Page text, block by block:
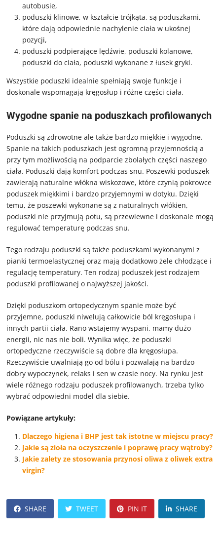
autobusie,
poduszki klinowe, w kształcie trójkąta, są poduszkami,
które dają odpowiednie nachylenie ciała w ukośnej
pozycji,
poduszki podpierające lędźwie, poduszki kolanowe,
poduszki do ciała, poduszki wykonane z łusek gryki.
Wszystkie poduszki idealnie spełniają swoje funkcje i
doskonale wspomagają kręgosłup i różne części ciała.
Wygodne spanie na poduszkach profilowanych
Poduszki są zdrowotne ale także bardzo miękkie i wygodne.
Spanie na takich poduszkach jest ogromną przyjemnością a
przy tym możliwością na podparcie zbolałych części naszego
ciała. Poduszki dają komfort podczas snu. Poszewki poduszek
zawierają naturalne włókna wiskozowe, które czynią pokrowce
poduszek miękkimi i bardzo przyjemnymi w dotyku. Dzięki
temu, że poszewki wykonane są z naturalnych włókien,
poduszki nie przyjmują potu, są przewiewne i doskonale mogą
regulować temperaturę podczas snu.
Tego rodzaju poduszki są także poduszkami wykonanymi z
pianki termoelastycznej oraz mają dodatkowo żele chłodzące i
regulację temperatury. Ten rodzaj poduszek jest rodzajem
poduszki profilowanej o najwyższej jakości.
Dzięki poduszkom ortopedycznym spanie może być
przyjemne, poduszki niwelują całkowicie ból kręgosłupa i
innych partii ciała. Rano wstajemy wyspani, mamy dużo
energii, nic nas nie boli. Wynika więc, że poduszki
ortopedyczne rzeczywiście są dobre dla kręgosłupa.
Rzeczywiście uwalniają go od bólu i pozwalają na bardzo
dobry wypoczynek, relaks i sen w czasie nocy. Na rynku jest
wiele różnego rodzaju poduszek profilowanych, trzeba tylko
wybrać odpowiedni model dla siebie.
Powiązane artykuły:
Dlaczego higiena i BHP jest tak istotne w miejscu pracy?
Jakie są zioła na oczyszczenie i poprawę pracy wątroby?
Jakie zalety ze stosowania przynosi oliwa z oliwek extra
virgin?
SHARE TWEET PIN IT SHARE